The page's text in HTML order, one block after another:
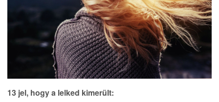
13 jel, hogy a lelked kimerült: